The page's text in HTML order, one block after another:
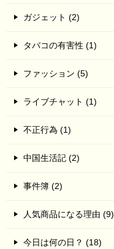
ガジェット (2)
タバコの有害性 (1)
ファッション (5)
ライブチャット (1)
不正行為 (1)
中国生活記 (2)
事件簿 (2)
人気商品になる理由 (9)
今日は何の日？ (18)